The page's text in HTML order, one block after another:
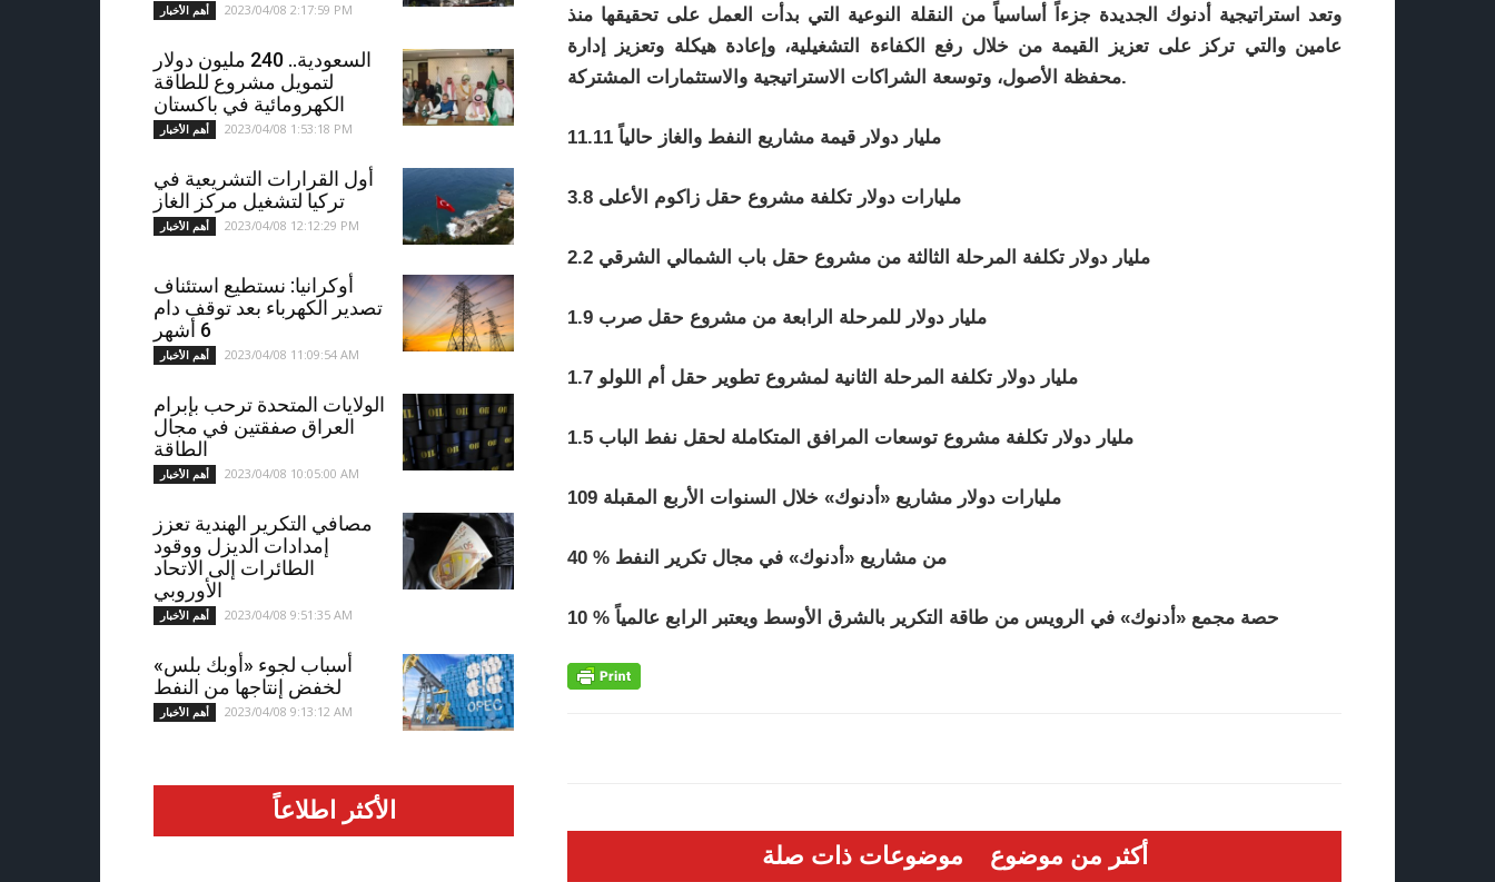
وتعد استراتيجية أدنوك الجديدة جزءاً أساسياً من النقلة النوعية التي بدأت العمل على تحقيقها منذ
عامين والتي تركز على تعزيز القيمة من خلال رفع الكفاءة التشغيلية، وإعادة هيكلة وتعزيز إدارة
محفظة الأصول، وتوسعة الشراكات الاستراتيجية والاستثمارات المشتركة.
11.11 مليار دولار قيمة مشاريع النفط والغاز حالياً
3.8 مليارات دولار تكلفة مشروع حقل زاكوم الأعلى
2.2 مليار دولار تكلفة المرحلة الثالثة من مشروع حقل باب الشمالي الشرقي
1.9 مليار دولار للمرحلة الرابعة من مشروع حقل صرب
1.7 مليار دولار تكلفة المرحلة الثانية لمشروع تطوير حقل أم اللولو
1.5 مليار دولار تكلفة مشروع توسعات المرافق المتكاملة لحقل نفط الباب
109 مليارات دولار مشاريع «أدنوك» خلال السنوات الأربع المقبلة
40 % من مشاريع «أدنوك» في مجال تكرير النفط
10 % حصة مجمع «أدنوك» في الرويس من طاقة التكرير بالشرق الأوسط ويعتبر الرابع عالمياً
موضوعات ذات صلة أكثر من موضوع
أهم الأخبار 2023/04/08 2:17:59 PM
السعودية.. 240 مليون دولار
لتمويل مشروع للطاقة
الكهرومائية في باكستان
أهم الأخبار 2023/04/08 1:53:18 PM
أول القرارات التشريعية في
تركيا لتشغيل مركز الغاز
أهم الأخبار 2023/04/08 12:12:29 PM
أوكرانيا: نستطيع استئناف
تصدير الكهرباء بعد توقف دام
6 أشهر
أهم الأخبار 2023/04/08 11:09:54 AM
الولايات المتحدة ترحب بإبرام
العراق صفقتين في مجال
الطاقة
أهم الأخبار 2023/04/08 10:05:00 AM
مصافي التكرير الهندية تعزز
إمدادات الديزل ووقود
الطائرات إلى الاتحاد
الأوروبي
أهم الأخبار 2023/04/08 9:51:35 AM
أسباب لجوء «أوبك بلس»
لخفض إنتاجها من النفط
أهم الأخبار 2023/04/08 9:13:12 AM
الأكثر اطلاعاً